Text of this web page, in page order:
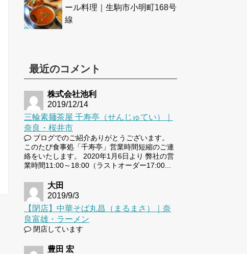
ール料理｜生駒市小明町168号
線
最近のコメント
株式会社池利
2019/12/14
三輪素麺茶屋 千寿亭（せんじゅてい）｜
奈良・桜井市
ブログでのご紹介ありがとうございます。
このたび食事処「千寿亭」営業時間短縮のご連
絡をいたします。 2020年1月6日より 弊社の営
業時間11:00～18:00（ラストオーダー17:00...
大田
2019/9/3
【閉店】中華そば丸昌（まるまさ）｜奈
良富雄・ラーメン
閉店しています
豊田 宏